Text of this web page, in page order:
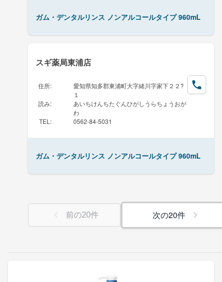
ガム・デンタルリンス ノンアルコールタイプ 960mL
スギ薬局東浦店
住所:
愛知県知多郡東浦町大字緒川字家下２２?
１
読み:
あいちけんちたぐんひがしうらちょうおが
わ
TEL : 0562-84-5031
ガム・デンタルリンス ノンアルコールタイプ 960mL
前の20件 次の20件